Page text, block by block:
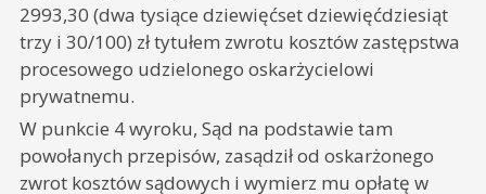
2993,30 (dwa tysiące dziewięćset dziewięćdziesiąt
trzy i 30/100) zł tytułem zwrotu kosztów zastępstwa
procesowego udzielonego oskarżycielowi
prywatnemu.
W punkcie 4 wyroku, Sąd na podstawie tam
powołanych przepisów, zasądził od oskarżonego
zwrot kosztów sądowych i wymierz mu opłatę w